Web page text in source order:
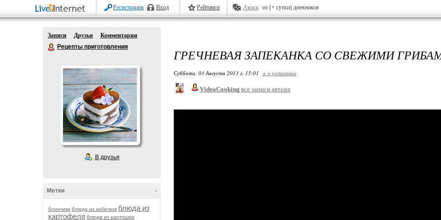
Регистрация Вход Рейтинги Авось из (+ сутки) дневников
Записи Друзья
Комментарии
Рецепты приготовления
В друзья
-
Метки
блинчики блюда из кабачков блюда из
картофеля блюда из картошки
ГРЕЧНЕВАЯ ЗАПЕКАНКА СО СВЕЖИМИ
Суббота, 03 Августа 2013 г. 15:01 + в цитатник
VideoCooking все записи автора